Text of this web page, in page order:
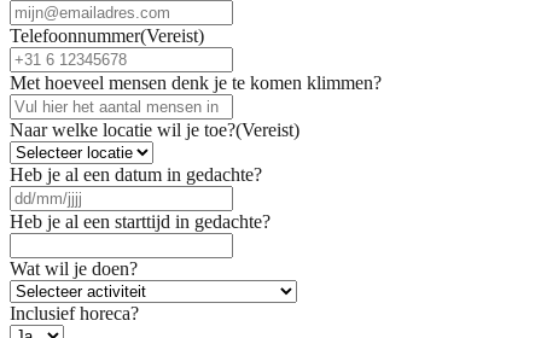
Telefoonnummer(Vereist)
Met hoeveel mensen denk je te komen klimmen?
Naar welke locatie wil je toe?(Vereist)
Heb je al een datum in gedachte?
slash
MM
slash
JJJJ
Heb je al een starttijd in gedachte?
Wat wil je doen?
Inclusief horeca?